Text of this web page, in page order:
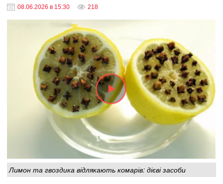
08.06.2026 в 15:30 218
Лимон та гвоздика відлякають комарів: дієві засоби